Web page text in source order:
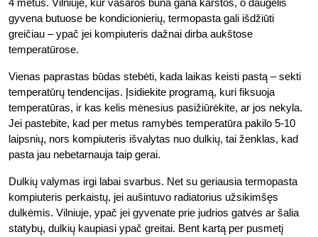
4 metus. Vilniuje, kur vasaros būna gana karštos, o daugelis
gyvena butuose be kondicionierių, termopasta gali išdžiūti
greičiau – ypač jei kompiuteris dažnai dirba aukštose
temperatūrose.
Vienas paprastas būdas stebėti, kada laikas keisti pastą – sekti
temperatūrų tendencijas. Įsidiekite programą, kuri fiksuoja
temperatūras, ir kas kelis mėnesius pasižiūrėkite, ar jos nekyla.
Jei pastebite, kad per metus ramybės temperatūra pakilo 5-10
laipsnių, nors kompiuteris išvalytas nuo dulkių, tai ženklas, kad
pasta jau nebetarnauja taip gerai.
Dulkių valymas irgi labai svarbus. Net su geriausia termopasta
kompiuteris perkaistų, jei aušintuvo radiatorius užsikimšęs
dulkėmis. Vilniuje, ypač jei gyvenate prie judrios gatvės ar šalia
statybų, dulkių kaupiasi ypač greitai. Bent kartą per pusmetį